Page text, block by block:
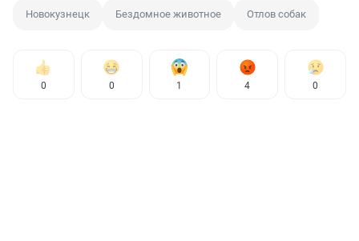
Новокузнецк Бездомное животное Отлов собак
0 0 1 4 0